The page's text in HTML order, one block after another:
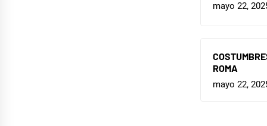
mayo 22,
ROMA
mayo 22,